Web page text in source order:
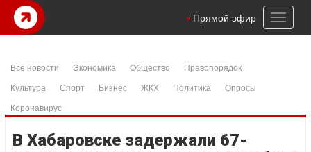
Toggle
Прямой эфир
Все новости Экономика Общество
Правопорядок
Культура
Спорт Бизнес ЖКХ Политика
Опросы
Коронавирус
В Хабаровске задержали 67-